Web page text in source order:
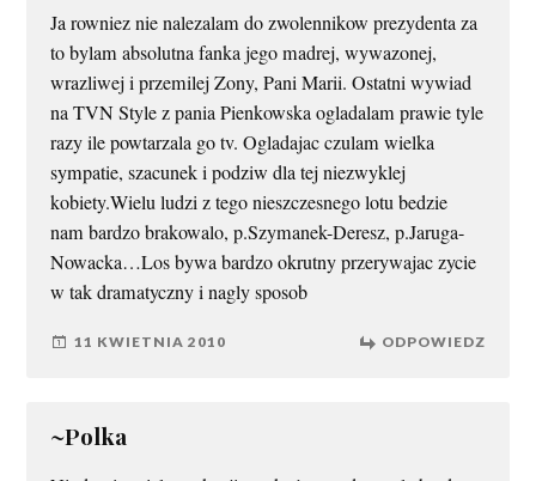
Ja rowniez nie nalezalam do zwolennikow prezydenta za
to bylam absolutna fanka jego madrej, wywazonej,
wrazliwej i przemilej Zony, Pani Marii. Ostatni wywiad
na TVN Style z pania Pienkowska ogladalam prawie tyle
razy ile powtarzala go tv. Ogladajac czulam wielka
sympatie, szacunek i podziw dla tej niezwyklej
kobiety.Wielu ludzi z tego nieszczesnego lotu bedzie
nam bardzo brakowalo, p.Szymanek-Deresz, p.Jaruga-
Nowacka…Los bywa bardzo okrutny przerywajac zycie
w tak dramatyczny i nagly sposob
11 KWIETNIA 2010 ODPOWIEDZ
~Polka